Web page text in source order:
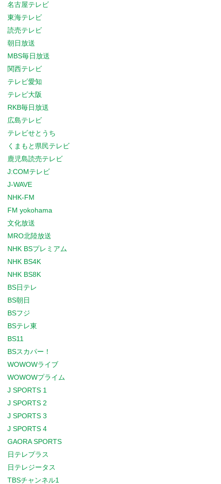
名古屋テレビ
東海テレビ
読売テレビ
朝日放送
MBS毎日放送
関西テレビ
テレビ愛知
テレビ大阪
RKB毎日放送
広島テレビ
テレビせとうち
くまもと県民テレビ
鹿児島読売テレビ
J:COMテレビ
J-WAVE
NHK-FM
FM yokohama
文化放送
MRO北陸放送
NHK BSプレミアム
NHK BS4K
NHK BS8K
BS日テレ
BS朝日
BSフジ
BSテレ東
BS11
BSスカパー！
WOWOWライブ
WOWOWプライム
J SPORTS 1
J SPORTS 2
J SPORTS 3
J SPORTS 4
GAORA SPORTS
日テレプラス
日テレジータス
TBSチャンネル1